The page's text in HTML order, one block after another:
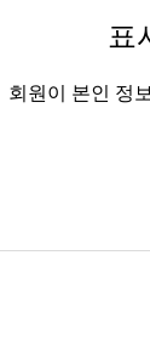
표
회원이 본인 정